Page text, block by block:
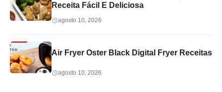
Receita Fácil E Deliciosa
agosto 10, 2026
Air Fryer Oster Black Digital Fryer Receitas
agosto 10, 2026